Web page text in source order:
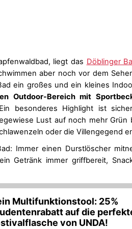
liegt das Döblinger
aber noch vor dem
ein großes und ein kleines
Outdoor-Bereich mit
besonderes Highlight ist
Lust auf noch mehr Grün
oder die Villengegend
Immer einen Durstlöscher
Getränk immer griffbereit,